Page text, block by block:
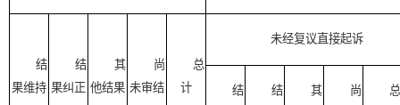
结
果维持
结
果纠正
其
他结果
尚
未审结
总
计
未经复议直接起诉
结
结
其
尚
总